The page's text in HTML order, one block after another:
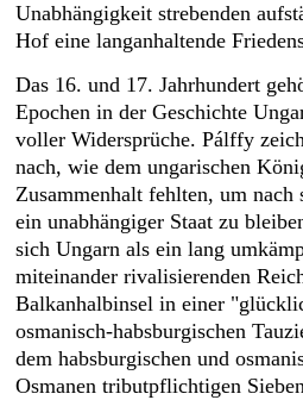
Unabhängigkeit strebenden
Hof eine langanhaltende
Das 16. und 17. Jahrhundert
Epochen in der Geschichte
voller Widersprüche. Pálffy
nach, wie dem ungarischen
Zusammenhalt fehlten, um nach
ein unabhängiger Staat zu
sich Ungarn als ein lang
miteinander rivalisierenden
Balkanhalbinsel in einer
osmanisch-habsburgischen
dem habsburgischen und
Osmanen tributpflichtigen